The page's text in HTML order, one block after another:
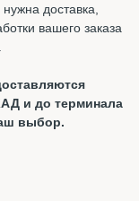
доставка,
вашего заказа
и до терминала
выбор.